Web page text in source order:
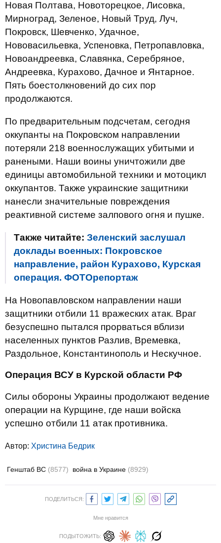
Новая Полтава, Новоторецкое, Лисовка,
Мирноград, Зеленое, Новый Труд, Луч,
Покровск, Шевченко, Удачное,
Нововасильевка, Успеновка, Петропавловка,
Новоандреевка, Славянка, Серебряное,
Андреевка, Курахово, Дачное и Янтарное.
Пять боестолкновений до сих пор
продолжаются.
По предварительным подсчетам, сегодня
оккупанты на Покровском направлении
потеряли 218 военнослужащих убитыми и
ранеными. Наши воины уничтожили две
единицы автомобильной техники и мотоцикл
оккупантов. Также украинские защитники
нанесли значительные повреждения
реактивной системе залпового огня и пушке.
Также читайте: Зеленский заслушал
доклады военных: Покровское
направление, район Курахово, Курская
операция. ФОТОрепортаж
На Новопавловском направлении наши
защитники отбили 11 вражеских атак. Враг
безуспешно пытался прорваться вблизи
населенных пунктов Разлив, Времевка,
Раздольное, Константинополь и Нескучное.
Операция ВСУ в Курской области РФ
Силы обороны Украины продолжают ведение
операции на Курщине, где наши войска
успешно отбили 11 атак противника.
Автор: Христина Бедрик
Генштаб ВС (8577) война в Украине (8929)
ПОДЕЛИТЬСЯ:
Мне нравится
ПОДЫТОЖИТЬ: